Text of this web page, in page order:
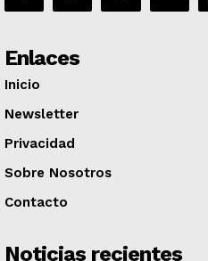
Enlaces
Inicio
Newsletter
Privacidad
Sobre Nosotros
Contacto
Noticias recientes